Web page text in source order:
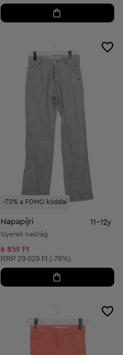
-70% a FOMO kóddal
Napapijri 11-12y
Gyerek nadrág
6 859 Ft
Ajánlott ár:
RRP 29 029 Ft (-76%)